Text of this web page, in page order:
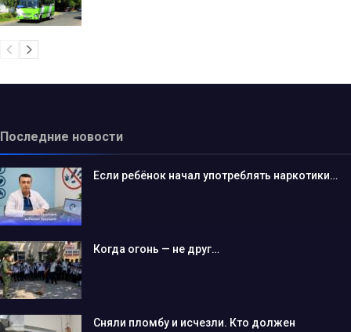
Последние новости
Если ребёнок начал употреблять наркотики…
Когда огонь — не друг…
Сняли пломбу и исчезли. Кто должен